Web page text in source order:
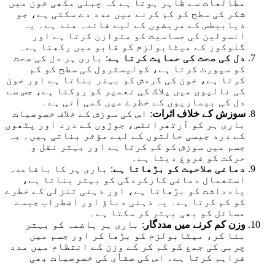
مطالعات سے ظاہر ہوتا ہے کہ چبلی مکھی خون میں
شکر کی سطح کو کم کرنے میں مدد دے سکتی ہے، جو
ذیابیطس کے مریضوں کے لیے فائدہ مند ہے۔ یہ
انسولین کی حساسیت کو متوازن کرتا ہے اور
گلوکوز کے میٹابولزم کو قابو میں رکھتا ہے۔
دل کی صحت کی حمایت کرتا ہے: باری ہر دل کی صحت
کو سپورٹ کرتا ہے، کولیسٹرول کی سطح کو کم
کرتا ہے، خون کی گردش کو بہتر بناتا ہے اور خون
کی نالیوں میں پلاک کی تعمیر کو روکتا ہے، جس سے
دل کی بیماریوں کے خطرے میں کمی آتی ہے۔
سوزش کے خلاف اثرات: اس کی سوزش کے خلاف خصوصیات
باری ہر کو آرتھرائٹس، جوڑوں کے درد اور پٹھوں
کے درد جیسی حالتوں کے لیے مؤثر بناتی ہیں۔ یہ
جسم میں سوزش کو کم کرتا ہے اور بہتر نقل و
حرکت کو فروغ دیتا ہے۔
دماغی صلاحیت کو بڑھاتا ہے: باری ہر کا باقاعدہ
استعمال دماغی کارکردگی کو بہتر بناتا ہے،
یادداشت کو بڑھاتا ہے، اور ذہنی تنزلی کے خطرے
کو کم کرتا ہے۔ یہ ذہنی دباؤ اور اضطراب جیسے
مسائل کو بھی بہتر کر سکتا ہے۔
وزن کم کرنے میں مددگار : باری ہر ہاضمہ کو بہتر
بنا کر، میٹابولزم کو بڑھا کر اور جسم میں
چربی کی جمع کو کم کر کے وزن کے انتظام میں مدد
فراہم کرتا ہے۔ اس کی صفاٗی کی خصوصیات بھی